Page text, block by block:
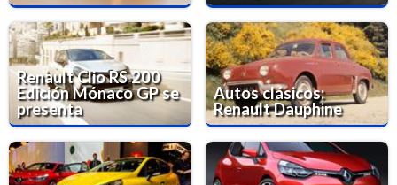
Renault Clio RS 200
Edición Mónaco GP se
presenta
Autos clásicos:
Renault Dauphine